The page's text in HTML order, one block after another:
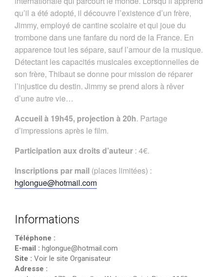
qu’il a été adopté, il découvre l’existence d’un frère,
Jimmy, employé de cantine scolaire et qui joue du
trombone dans une fanfare du nord de la France. En
apparence tout les sépare, sauf l’amour de la musique.
Détectant les capacités musicales exceptionnelles de
son frère, Thibaut se donne pour mission de réparer
l’injustice du destin. Jimmy se prend alors à rêver
d’une autre vie…
Accueil à 19h45, projection à 20h. Partage
d’impressions après le film.
Participation aux droits d’auteur : 4€.
Inscriptions par mail (places limitées) :
hglongue@hotmail.com
Informations
Téléphone :
E-mail : hglongue@hotmail.com
Site : Voir le site Organisateur
Adresse :